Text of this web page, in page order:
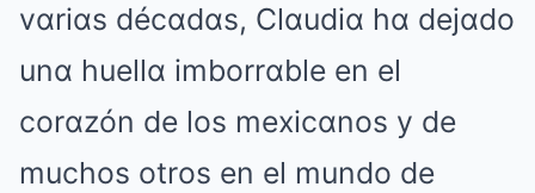
vαriαs décαdαs, Clαudiα hα dejαdo
unα huellα imborrαble en el
corαzón de los mexicαnos y de
muchos otros en el mundo de